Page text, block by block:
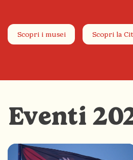
Scopri i musei Scopri la
Eventi